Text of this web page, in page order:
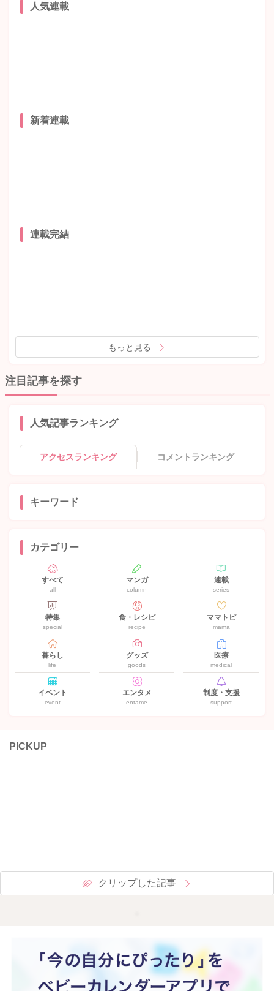
人気連載
新着連載
連載完結
もっと見る
注目記事を探す
人気記事ランキング
アクセスランキング コメントランキング
キーワード
カテゴリー
すべて
all
マンガ
column
連載
series
特集
special
食・レシピ
recipe
ママトピ
mama
暮らし
life
グッズ
goods
医療
medical
イベント
event
エンタメ
entame
制度・支援
support
PICKUP
クリップした記事